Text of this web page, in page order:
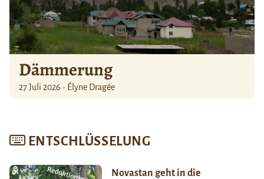
Dämmerung
27 Juli 2026 - Élyne Dragée
ENTSCHLÜSSELUNG
Novastan geht in die